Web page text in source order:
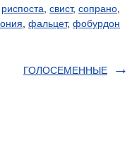
риспоста свист, сопрано
фальцет, фобурдон
ГОЛОСЕМЕННЫЕ